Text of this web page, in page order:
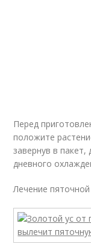
Перед
положите
завернув в пакет,
дневного
Лечение